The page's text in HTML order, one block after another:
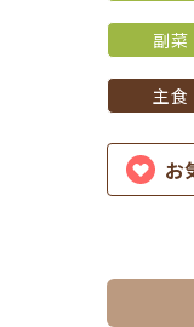
副菜
主食
お